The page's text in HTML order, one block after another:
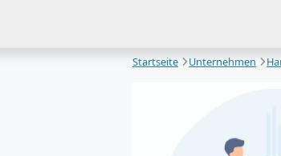
Startseite Unternehmen